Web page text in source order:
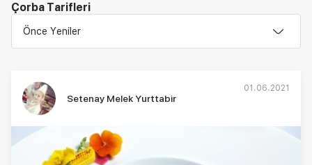
Çorba Tarifleri
Önce Yeniler
Setenay Melek Yurttabir
01.06.2021